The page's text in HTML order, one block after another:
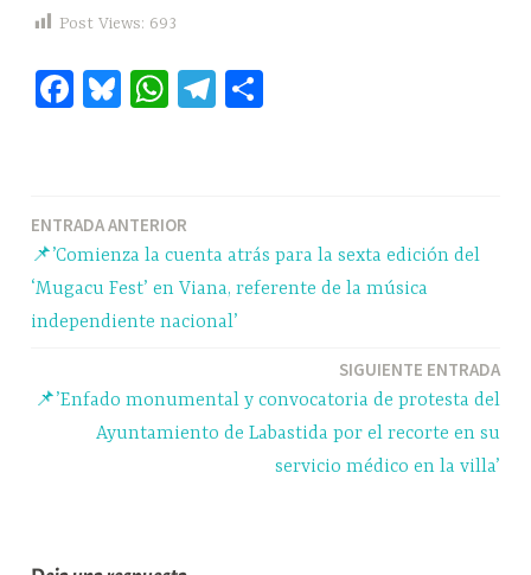
Post Views: 693
Fa Bl W
pp
Te
m rti
r
Navegación
de
entradas
ENTRADA ANTERIOR
📌’Comienza la cuenta atrás para la sexta edición del
‘Mugacu Fest’ en Viana, referente de la música
independiente nacional’
SIGUIENTE ENTRADA
📌’Enfado monumental y convocatoria de protesta del
Ayuntamiento de Labastida por el recorte en su
servicio médico en la villa’